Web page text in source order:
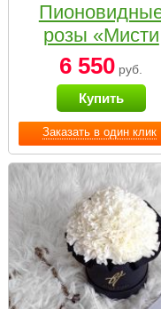
Заказать в один клик
розы «Мисти
бабблс» в
коробке Small
6 550 руб.
Купить